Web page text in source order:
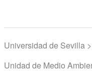
Universidad de Sevilla
Unidad de Medio